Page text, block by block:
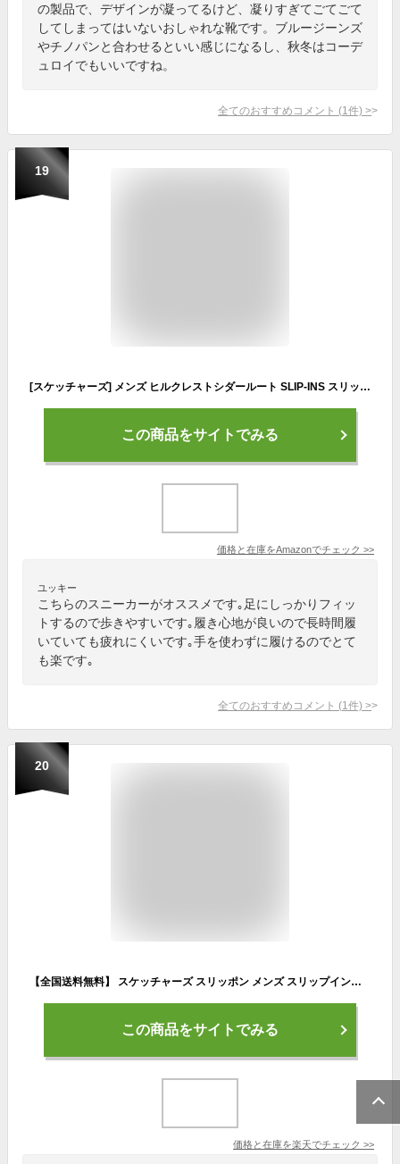
の製品で、デザインが凝ってるけど、凝りすぎてごてごて
してしまってはいないおしゃれな靴です。ブルージーンズ
やチノパンと合わせるといい感じになるし、秋冬はコーデ
ュロイでもいいですね。
全てのおすすめコメント (1 件) >
19
[スケッチャーズ] メンズ ヒルクレストシダールート SLIP-INS スリップインズ HILLCREST-CEDAR ROOTメンズスニーカー スリッポン 237750 ブラック 25.0cm
この商品をサイトでみる
価格と在庫をAmazonでチェック >>
ユッキー
こちらのスニーカーがオススメです｡足にしっかりフィッ
トするので歩きやすいです｡履き心地が良いので長時間履
いていても疲れにくいです｡手を使わずに履けるのでとて
も楽です｡
全てのおすすめコメント (1 件) >
20
【全国送料無料】 スケッチャーズ スリッポン メンズ スリップインズ アーチフィット 2.0 ルック アヘッド 232462 SKECHERS Skechers Hands Free Slip ins Arch Fit 2.0 Look Ahead 厚底 ウォーキング スポーツ
この商品をサイトでみる
価格と在庫を楽天でチェック >>